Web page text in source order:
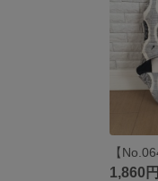
1,860円